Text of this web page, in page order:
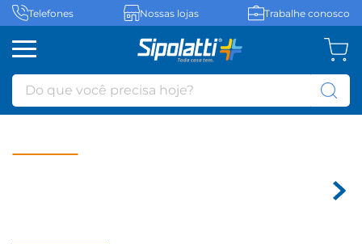
Telefones Nossas lojas Trabalhe conosco
Do que você precisa hoje?